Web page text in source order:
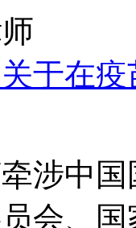
于在
涉中
会、